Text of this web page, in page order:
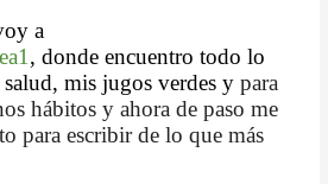
a
, donde encuentro todo lo
mis jugos verdes ypara
hábitos y ahora de paso me
para escribir de lo que más